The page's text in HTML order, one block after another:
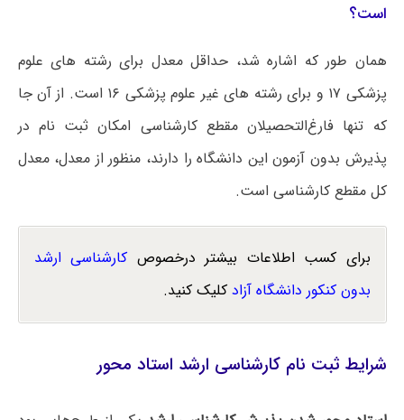
است؟
همان طور که اشاره شد، حداقل معدل برای رشته های علوم
پزشکی ۱۷ و برای رشته های غیر علوم پزشکی ۱۶ است. از آن جا
که تنها فارغ‌التحصیلان مقطع کارشناسی امکان ثبت نام در
پذیرش بدون آزمون این دانشگاه را دارند، منظور از معدل، معدل
کل مقطع کارشناسی است.
برای کسب اطلاعات بیشتر درخصوص کارشناسی ارشد
بدون کنکور دانشگاه آزاد کلیک کنید.
شرایط ثبت نام کارشناسی ارشد استاد محور